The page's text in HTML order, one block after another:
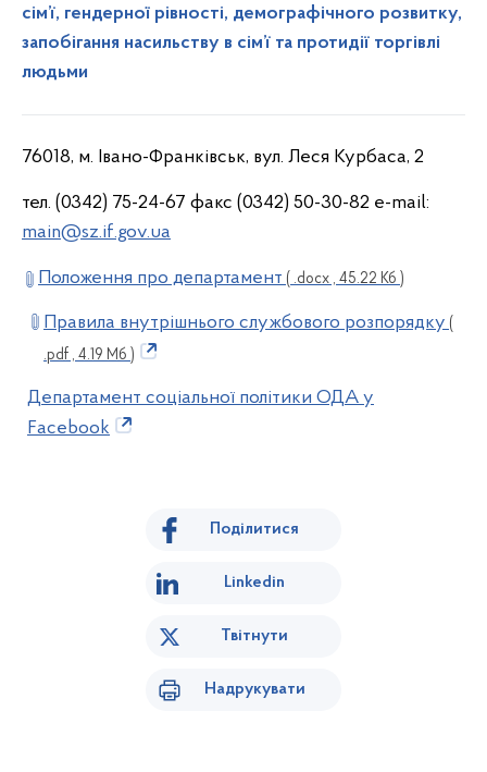
сім’ї, гендерної рівності, демографічного розвитку,
запобігання насильству в сім’ї та протидії торгівлі
людьми
76018, м. Івано-Франківськ, вул. Леся Курбаса, 2
тел. (0342) 75-24-67 факс (0342) 50-30-82 e-mail:
main@sz.if.gov.ua
Положення про департамент ( .docx , 45.22 Кб )
Правила внутрішнього службового розпорядку (
.pdf , 4.19 Мб )
Департамент соціальної політики ОДА у
Facebook
Поділитися
Linkedin
Твітнути
Надрукувати